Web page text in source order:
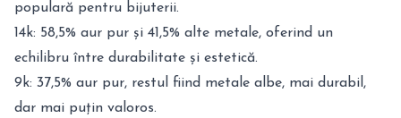
populară pentru bijuterii.
14k: 58,5% aur pur și 41,5% alte metale, oferind un
echilibru între durabilitate și estetică.
9k: 37,5% aur pur, restul fiind metale albe, mai durabil,
dar mai puțin valoros.